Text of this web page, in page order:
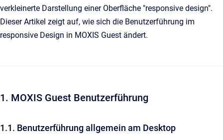
verkleinerte Darstellung einer Oberfläche "responsive design".
Dieser Artikel zeigt auf, wie sich die Benutzerführung im
responsive Design in MOXIS Guest ändert.
1. MOXIS Guest Benutzerführung
1.1. Benutzerführung allgemein am Desktop